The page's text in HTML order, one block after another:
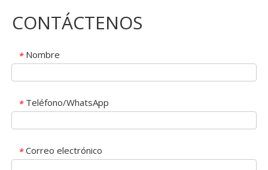
CONTÁCTENOS
* Nombre
* Teléfono/WhatsApp
* Correo electrónico